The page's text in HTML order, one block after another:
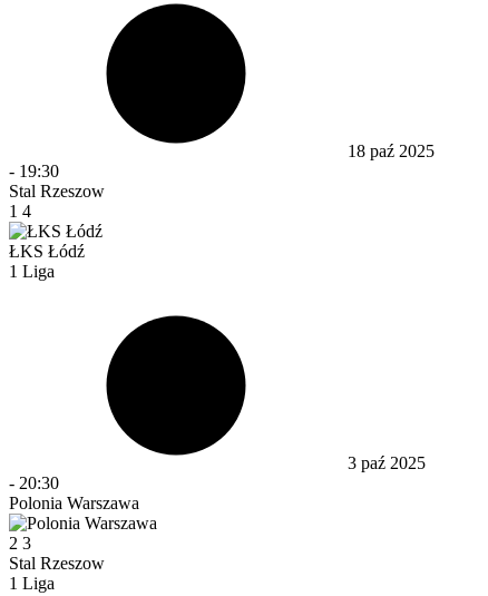
18 paź 2025
- 19:30
Stal Rzeszow
1 4
ŁKS Łódź
1 Liga
3 paź 2025
- 20:30
Polonia Warszawa
2 3
Stal Rzeszow
1 Liga